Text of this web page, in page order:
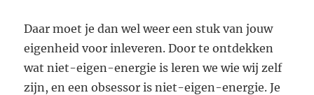
Daar moet je dan wel weer een stuk van jouw
eigenheid voor inleveren. Door te ontdekken
wat niet-eigen-energie is leren we wie wij zelf
zijn, en een obsessor is niet-eigen-energie. Je